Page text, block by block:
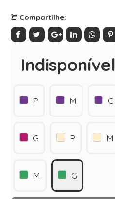
Compartilhe:
Indisponível
P M G
G P M
M G